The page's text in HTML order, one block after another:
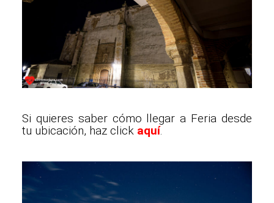
Si quieres saber cómo llegar a Feria desde
tu ubicación, haz click aquí.